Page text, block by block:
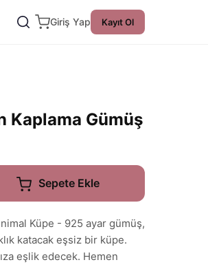
Giriş Yap Kayıt Ol
Kaplama Gümüş
Sepete Ekle
Küpe - 925 ayar gümüş,
katacak eşsiz bir küpe.
eşlik edecek. Hemen